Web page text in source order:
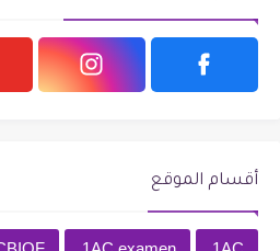
أقسام الموقع